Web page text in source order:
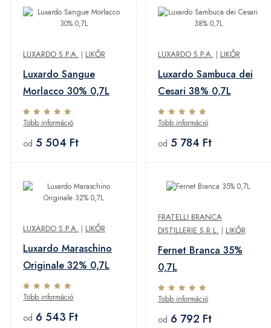
LUXARDO S.P.A. | LIKŐR
Luxardo Sangue
Morlacco 30% 0,7L
Több információ
od 5 504 Ft
LUXARDO S.P.A. | LIKŐR
Luxardo Sambuca dei
Cesari 38% 0,7L
Több információ
od 5 784 Ft
LUXARDO S.P.A. | LIKŐR
Luxardo Maraschino
Originale 32% 0,7L
Több információ
od 6 543 Ft
FRATELLI BRANCA
DISTILLERIE S.R.L. | LIKŐR
Fernet Branca 35%
0,7L
Több információ
od 6 792 Ft